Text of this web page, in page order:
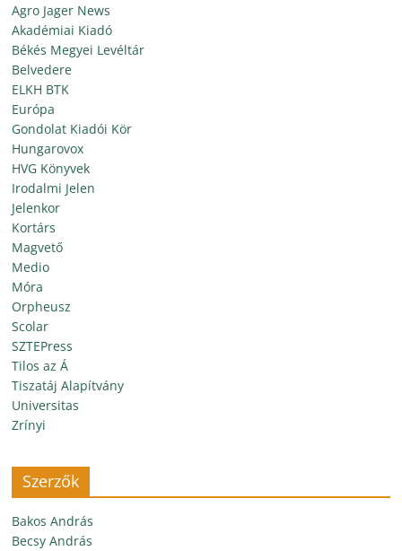
Agro Jager News
Akadémiai Kiadó
Békés Megyei Levéltár
Belvedere
ELKH BTK
Európa
Gondolat Kiadói Kör
Hungarovox
HVG Könyvek
Irodalmi Jelen
Jelenkor
Kortárs
Magvető
Medio
Móra
Orpheusz
Scolar
SZTEPress
Tilos az Á
Tiszatáj Alapítvány
Universitas
Zrínyi
Szerzők
Bakos András
Becsy András